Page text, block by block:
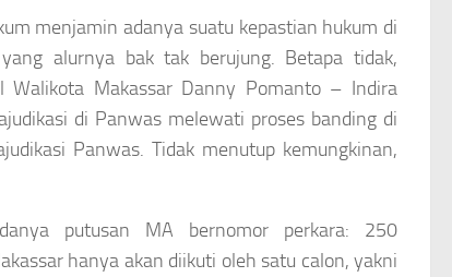
menjamin adanya suatu kepastian hukum di
alurnya bak tak berujung. Betapa tidak,
Walikota Makassar Danny Pomanto – Indira
di Panwas melewati proses banding di
Panwas. Tidak menutup kemungkinan,
putusan MA bernomor perkara: 250
hanya akan diikuti oleh satu calon, yakni